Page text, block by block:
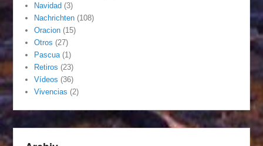
Navidad (3)
Nachrichten (108)
Oracion (15)
Otros (27)
Pascua (1)
Retiros (23)
Vídeos (36)
Vivencias (2)